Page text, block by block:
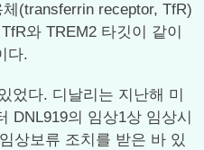
(transferrin receptor, TfR)
와 TREM2 타깃이 같이
다.
었다. 디날리는 지난해 미
DNL919의 임상1상 임상시
상보류 조치를 받은 바 있